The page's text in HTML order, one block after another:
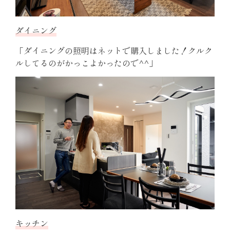
ダイニング
「ダイニングの照明はネットで購入しました！クルク
ルしてるのがかっこよかったので^^」
キッチン